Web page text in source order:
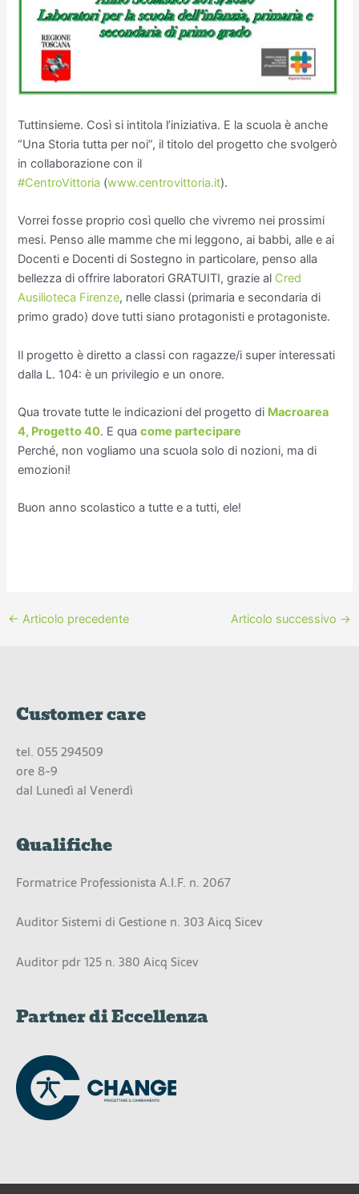
Tuttinsieme. Così si intitola l’iniziativa. E la scuola è anche
“Una Storia tutta per noi”, il titolo del progetto che svolgerò
in collaborazione con il
#CentroVittoria (www.centrovittoria.it).
Vorrei fosse proprio così quello che vivremo nei prossimi
mesi. Penso alle mamme che mi leggono, ai babbi, alle e ai
Docenti e Docenti di Sostegno in particolare, penso alla
bellezza di offrire laboratori GRATUITI, grazie al Cred
Ausilioteca Firenze, nelle classi (primaria e secondaria di
primo grado) dove tutti siano protagonisti e protagoniste.
Il progetto è diretto a classi con ragazze/i super interessati
dalla L. 104: è un privilegio e un onore.
Qua trovate tutte le indicazioni del progetto di Macroarea
4, Progetto 40. E quacome partecipare
Perché, non vogliamo una scuola solo di nozioni, ma di
emozioni!
Buon anno scolastico a tutte e a tutti, ele!
← Articolo precedente Articolo successivo →
Customer care
tel. 055 294509
ore 8-9
dal Lunedì al Venerdì
Qualifiche
Formatrice Professionista A.I.F. n. 2067
Auditor Sistemi di Gestione n. 303 Aicq Sicev
Auditor pdr 125 n. 380 Aicq Sicev
Partner di Eccellenza